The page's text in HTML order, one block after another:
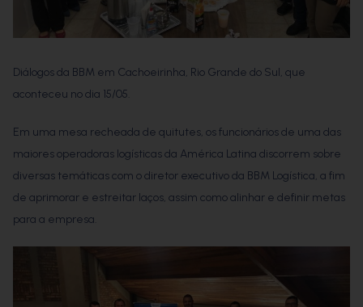
Diálogos da BBM em Cachoeirinha, Rio Grande do Sul, que
aconteceu no dia 15/05.
Em uma mesa recheada de quitutes, os funcionários de uma das
maiores operadoras logísticas da América Latina discorrem sobre
diversas temáticas com o diretor executivo da BBM Logística, a fim
de aprimorar e estreitar laços, assim como alinhar e definir metas
para a empresa.